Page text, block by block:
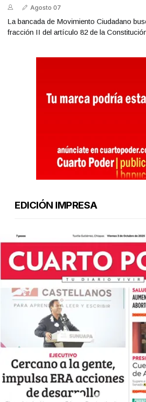
Agosto 07
La bancada de Movimiento Ciudadano
fracción II del artículo 82 de la
EDICIÓN IMPRESA